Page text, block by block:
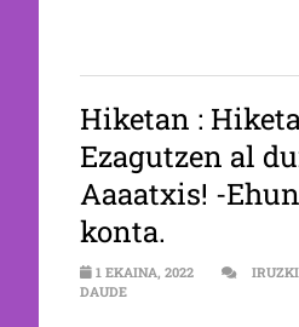
Hiketan :
Ezagutzen al
Aaaatxis! -
konta.
1 EKAINA, 2022
DAUDEHIKETAN 1×10 |